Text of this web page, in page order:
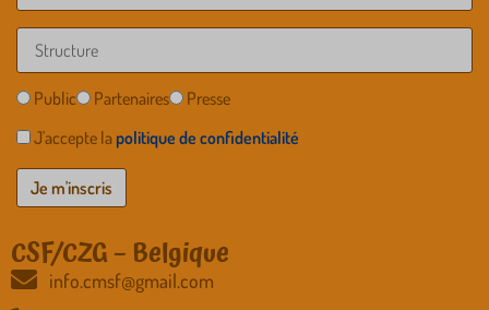
Public Partenaires
Presse
J'accepte la politique de confidentialité
CSF/CZG – Belgique
info.cmsf@gmail.com